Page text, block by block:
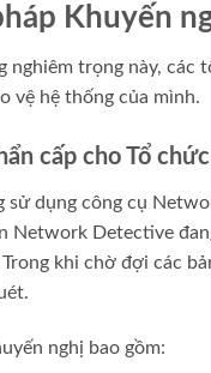
Khuyến
nghiêm trọng này, các
vệ hệ thống của mình.
cấp cho Tổ chức
sử dụng công cụ
Network Detective
khi chờ đợi các
nghị bao gồm: